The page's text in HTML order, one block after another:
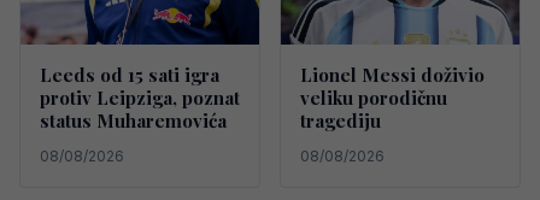
Leeds od 15 sati igra
protiv Leipziga, poznat
status Muharemovića
08/08/2026
Lionel Messi doživio
veliku porodičnu
tragediju
08/08/2026